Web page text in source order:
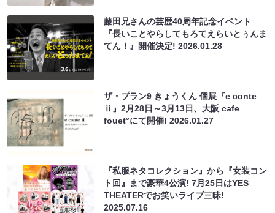
藤田兄さんの芸歴40周年記念イベント
『長いことやらしてもろてえらいとぅんま
てん！』開催決定!2026.01.28
ザ・プラン9 きょうくん 個展『e conte
ⅱ』2月28日～3月13日、大阪 cafe
fouet°にて開催!2026.01.27
『私服ネタコレクション』から『女装コン
ト回』まで豪華4公演! 7月25日はYES
THEATERでお笑いライブ三昧!
2025.07.16